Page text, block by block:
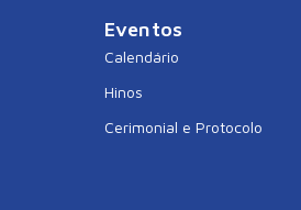
Eventos
Calendário
Hinos
Cerimonial e Protocolo